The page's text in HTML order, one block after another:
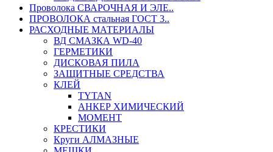
Проволока СВАРОЧНАЯ И ЭЛЕ..
ПРОВОЛОКА стальная ГОСТ 3..
РАСХОДНЫЕ МАТЕРИАЛЫ
ВД СМАЗКА WD-40
ГЕРМЕТИКИ
ДИСКОВАЯ ПИЛА
ЗАЩИТНЫЕ СРЕДСТВА
КЛЕЙ
TYTAN
АНКЕР ХИМИЧЕСКИЙ
МОМЕНТ
КРЕСТИКИ
Круги АЛМАЗНЫЕ